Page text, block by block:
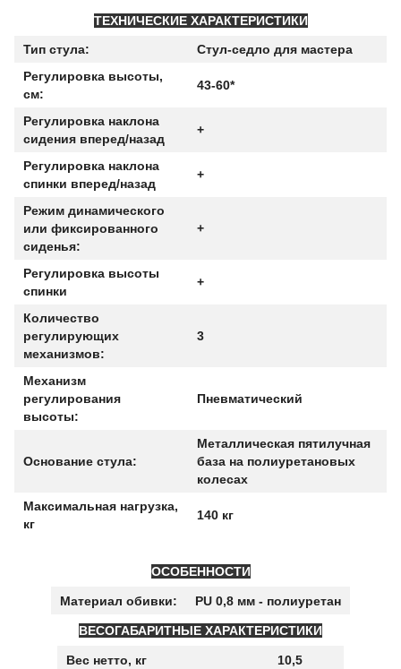
ТЕХНИЧЕСКИЕ ХАРАКТЕРИСТИКИ
Тип стула:
Стул-седло для мастера
Регулировка высоты,
см:
43-60*
Регулировка наклона
сидения вперед/назад
+
Регулировка наклона
спинки вперед/назад
+
Режим динамического
или фиксированного
сиденья:
+
Регулировка высоты
спинки
+
Количество
регулирующих
механизмов:
3
Механизм
регулирования
высоты:
Пневматический
Основание стула:
Металлическая пятилучная
база на полиуретановых
колесах
Максимальная нагрузка,
кг
140 кг
ОСОБЕННОСТИ
Материал обивки: PU 0,8 мм - полиуретан
ВЕСОГАБАРИТНЫЕ ХАРАКТЕРИСТИКИ
Вес нетто, кг
10,5